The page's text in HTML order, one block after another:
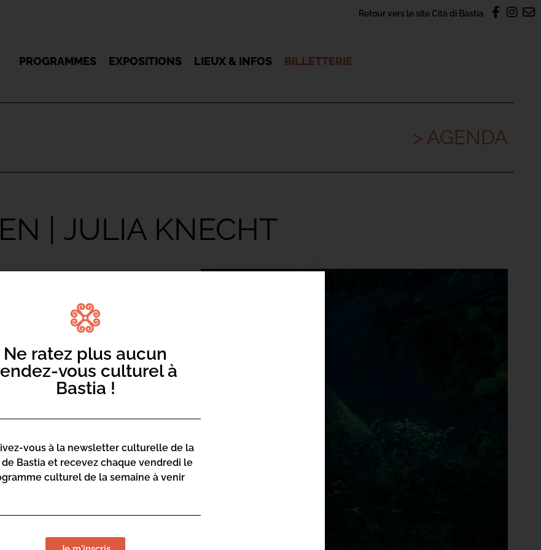
Retour vers le site Cità di Bastia
PROGRAMMES EXPOSITIONS LIEUX & INFOS BILLETTERIE
> AGENDA
| JULIA KNECHT
Sylvie Biaggioni
déroule dans un lieu hors du temps
médiéval fantastique.
oracle, une forêt enchantée, vous
de lecture. Dans une mise en scène
du Royaume d’Awen, tout en
Ne ratez plus aucun
vous culturel à
Bastia !
vous à la newsletter culturelle de la
Bastia et recevez chaque vendredi le
culturel de la semaine à venir